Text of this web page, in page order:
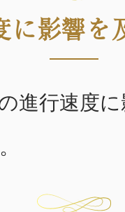
に影響を
進行速度